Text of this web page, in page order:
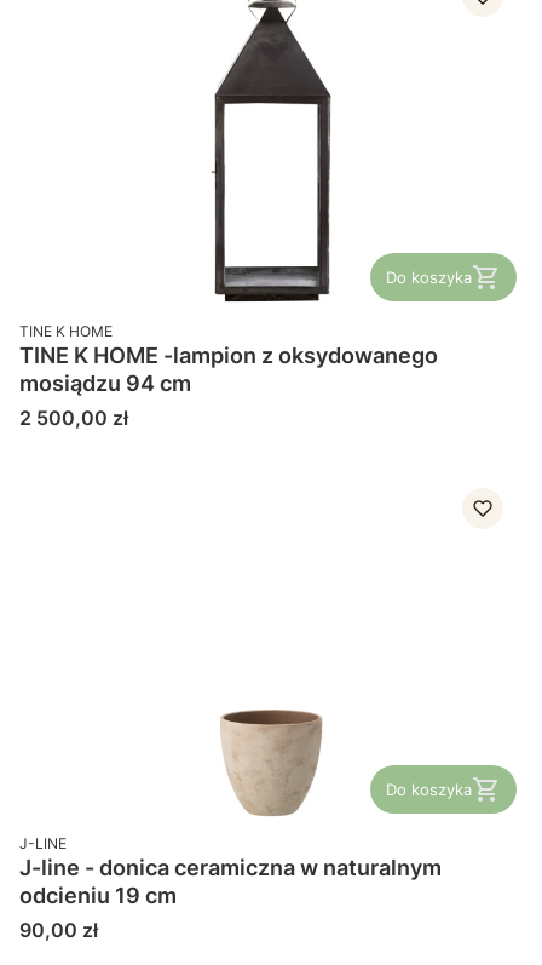
Do koszyka
PRODUCENT
TINE K HOME
TINE K HOME -lampion z oksydowanego
mosiądzu 94 cm
Cena
2 500,00 zł
Do koszyka
PRODUCENT
J-LINE
J-line - donica ceramiczna w naturalnym
odcieniu 19 cm
Cena
90,00 zł